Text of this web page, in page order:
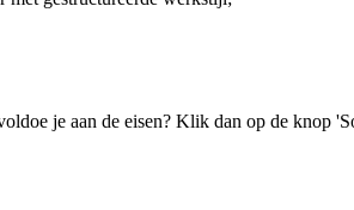
je aan de eisen? Klik dan op de knop